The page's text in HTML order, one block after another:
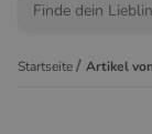
Startseite Artikel